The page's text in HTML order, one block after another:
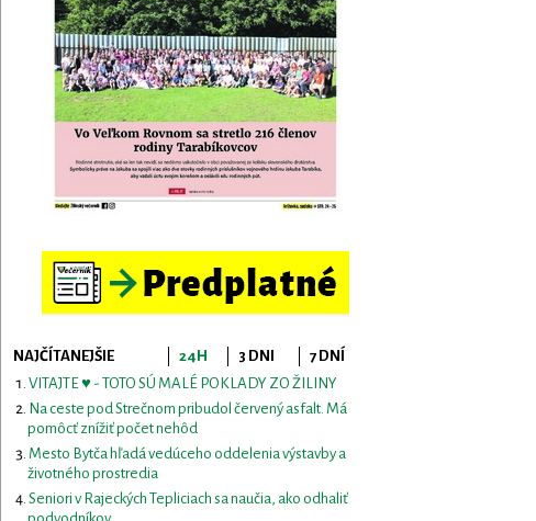
NAJČÍTANEJŠIE 24H 3 DNI
7 DNÍ
VITAJTE ♥ - TOTO SÚ MALÉ POKLADY ZO ŽILINY
Na ceste pod Strečnom pribudol červený asfalt. Má
pomôcť znížiť počet nehôd
Mesto Bytča hľadá vedúceho oddelenia výstavby a
životného prostredia
Seniori v Rajeckých Tepliciach sa naučia, ako odhaliť